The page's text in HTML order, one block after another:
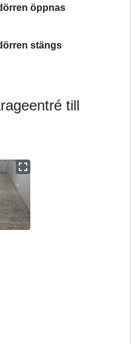
öppnas
stängs
till